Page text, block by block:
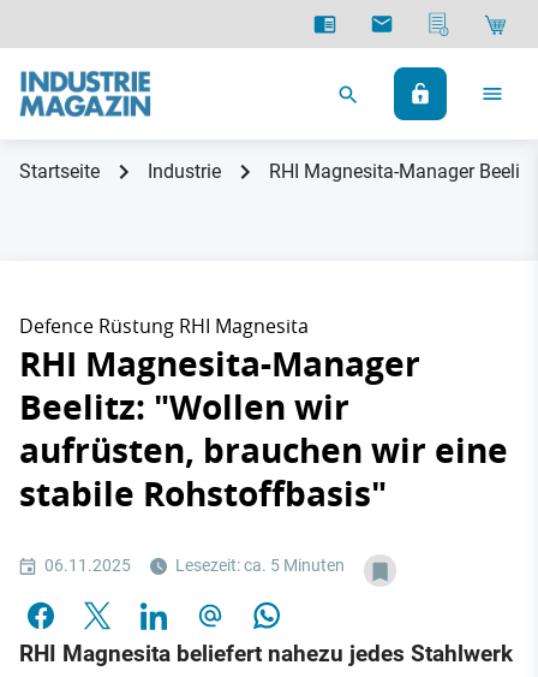
Startseite Industrie RHI Magnesita-Manager
Defence Rüstung RHI Magnesita
RHI Magnesita-Manager
Beelitz: "Wollen wir
aufrüsten, brauchen wir eine
stabile Rohstoffbasis"
06.11.2025 Lesezeit: ca. 5 Minuten
RHI Magnesita beliefert nahezu jedes Stahlwerk